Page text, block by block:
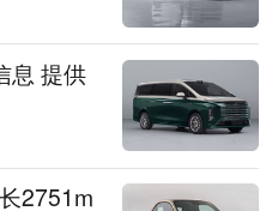
息 提供
2751m